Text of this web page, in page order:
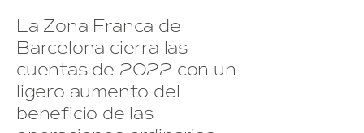
La Zona Franca de
Barcelona cierra las
cuentas de 2022 con un
ligero aumento del
beneficio de las
zonas
económicas
especiales
para
acelerar
la
industrialización